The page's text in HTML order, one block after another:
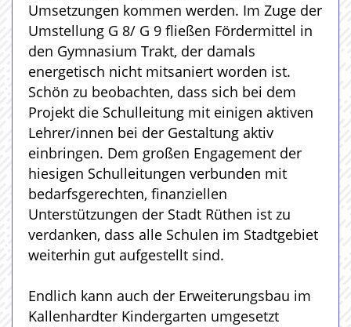
Umsetzungen kommen werden. Im Zuge der
Umstellung G 8/ G 9 fließen Fördermittel in
den Gymnasium Trakt, der damals
energetisch nicht mitsaniert worden ist.
Schön zu beobachten, dass sich bei dem
Projekt die Schulleitung mit einigen aktiven
Lehrer/innen bei der Gestaltung aktiv
einbringen. Dem großen Engagement der
hiesigen Schulleitungen verbunden mit
bedarfsgerechten, finanziellen
Unterstützungen der Stadt Rüthen ist zu
verdanken, dass alle Schulen im Stadtgebiet
weiterhin gut aufgestellt sind.
Endlich kann auch der Erweiterungsbau im
Kallenhardter Kindergarten umgesetzt